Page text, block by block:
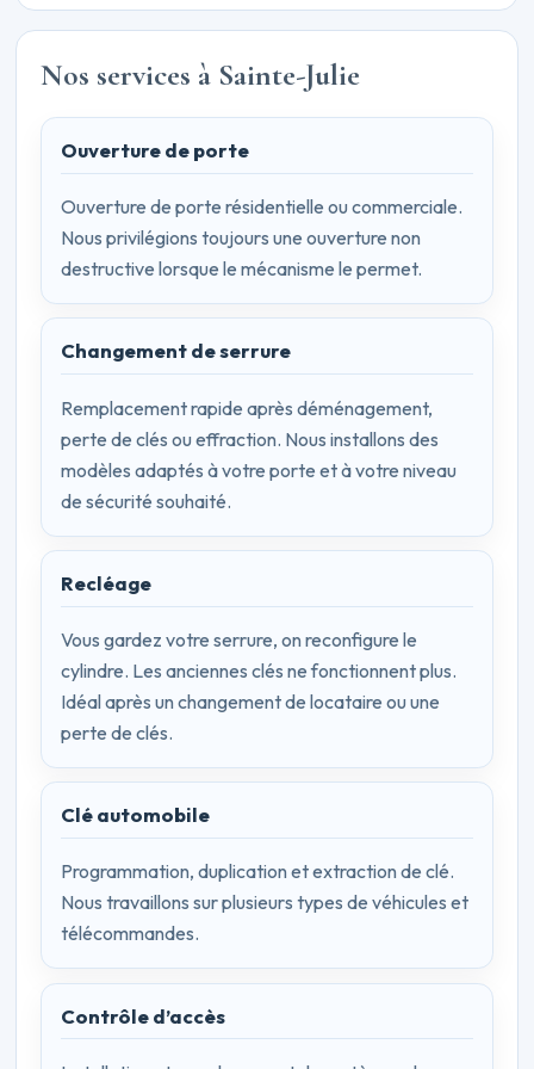
Nos services à Sainte-Julie
Ouverture de porte
Ouverture de porte résidentielle ou commerciale.
Nous privilégions toujours une ouverture non
destructive lorsque le mécanisme le permet.
Changement de serrure
Remplacement rapide après déménagement,
perte de clés ou effraction. Nous installons des
modèles adaptés à votre porte et à votre niveau
de sécurité souhaité.
Recléage
Vous gardez votre serrure, on reconfigure le
cylindre. Les anciennes clés ne fonctionnent plus.
Idéal après un changement de locataire ou une
perte de clés.
Clé automobile
Programmation, duplication et extraction de clé.
Nous travaillons sur plusieurs types de véhicules et
télécommandes.
Contrôle d’accès